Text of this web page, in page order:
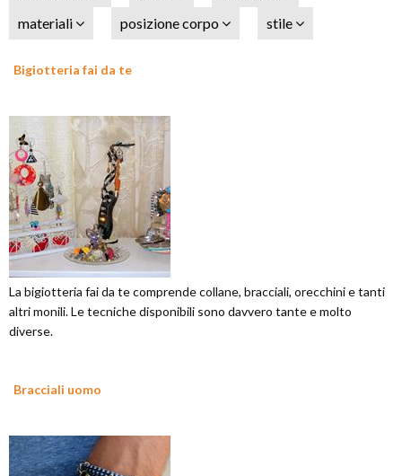
materiali
posizione corpo stile
Bigiotteria fai da te
La bigiotteria fai da te comprende collane, bracciali, orecchini e tanti
altri monili. Le tecniche disponibili sono davvero tante e molto
diverse.
Bracciali uomo